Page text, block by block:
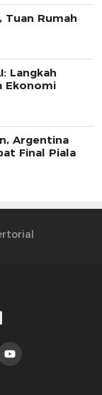
Tuan Rumah
Langkah
Ekonomi
Argentina
Final Piala